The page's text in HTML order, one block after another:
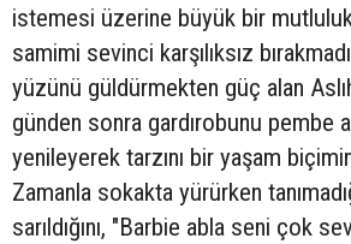
istemesi üzerine büyük bir
samimi sevinci karşılıksız
yüzünü güldürmekten güç alan
günden sonra gardırobunu pembe
yenileyerek tarzını bir yaşam
Zamanla sokakta yürürken
sarıldığını, "Barbie abla seni çok